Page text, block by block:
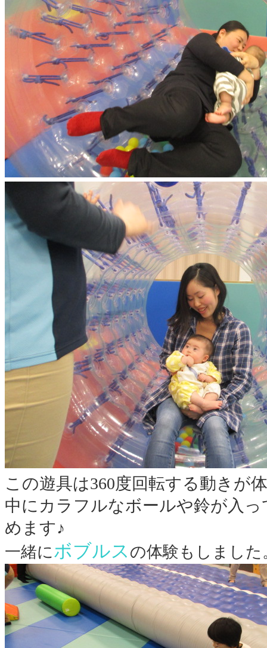
この遊具は360度回転する動きが
中にカラフルなボールや鈴が入
めます♪
一緒にボブルス の体験もしました